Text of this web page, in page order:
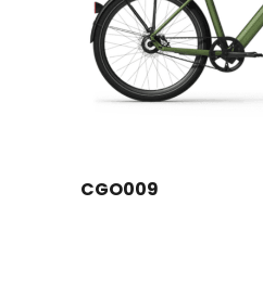
sélectionnez
CGO009